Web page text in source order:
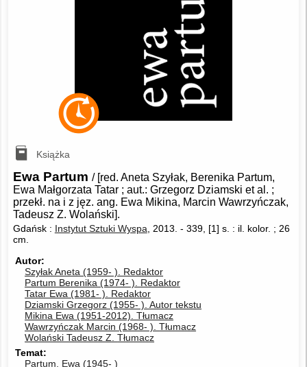
Książka
Ewa Partum / [red. Aneta Szyłak, Berenika Partum,
Ewa Małgorzata Tatar ; aut.: Grzegorz Dziamski et al. ;
przekł. na i z jęz. ang. Ewa Mikina, Marcin Wawrzyńczak,
Tadeusz Z. Wolański].
Gdańsk : Instytut Sztuki Wyspa , 2013. - 339, [1] s. : il. kolor. ; 26
cm.
Autor
Szyłak Aneta (1959- ). Redaktor
Partum Berenika (1974- ). Redaktor
Tatar Ewa (1981- ). Redaktor
Dziamski Grzegorz (1955- ).Autor tekstu
Mikina Ewa (1951-2012).Tłumacz
Wawrzyńczak Marcin (1968- ).Tłumacz
Wolański Tadeusz Z.Tłumacz
Temat
Partum, Ewa (1945- )